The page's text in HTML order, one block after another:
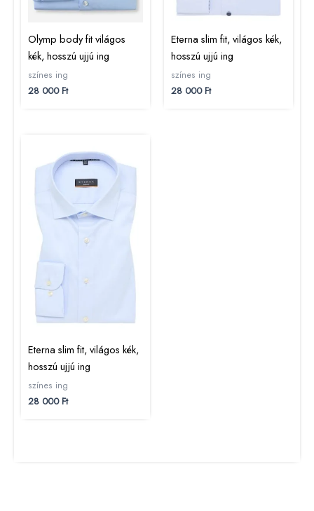
Olymp body fit világos
kék, hosszú ujjú ing
színes ing
28 000Ft
Eterna slim fit, világos kék,
hosszú ujjú ing
színes ing
28 000Ft
Eterna slim fit, világos kék,
hosszú ujjú ing
színes ing
28 000Ft